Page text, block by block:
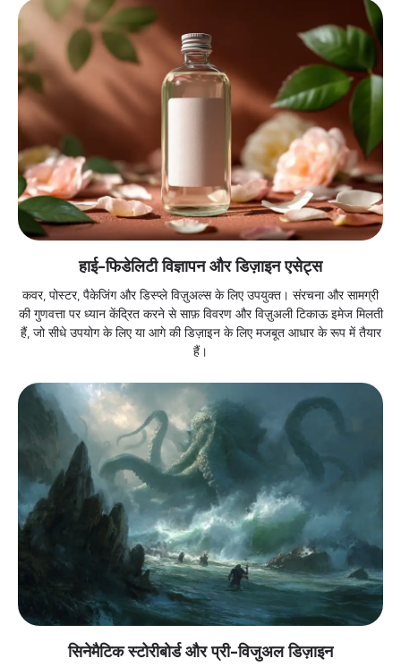
हाई-फिडेलिटी विज्ञापन और डिज़ाइन एसेट्स
कवर, पोस्टर, पैकेजिंग और डिस्प्ले विज़ुअल्स के लिए उपयुक्त। संरचना और सामग्री
की गुणवत्ता पर ध्यान केंद्रित करने से साफ़ विवरण और विज़ुअली टिकाऊ इमेज मिलती
हैं, जो सीधे उपयोग के लिए या आगे की डिज़ाइन के लिए मजबूत आधार के रूप में तैयार
हैं।
सिनेमैटिक स्टोरीबोर्ड और प्री-विजुअल डिज़ाइन